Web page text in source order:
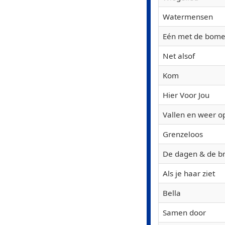
Watermensen
Eén met de
Net alsof
Kom
Hier Voor Jou
Vallen en weer
Grenzeloos
De dagen & de
Als je haar ziet
Bella
Samen door